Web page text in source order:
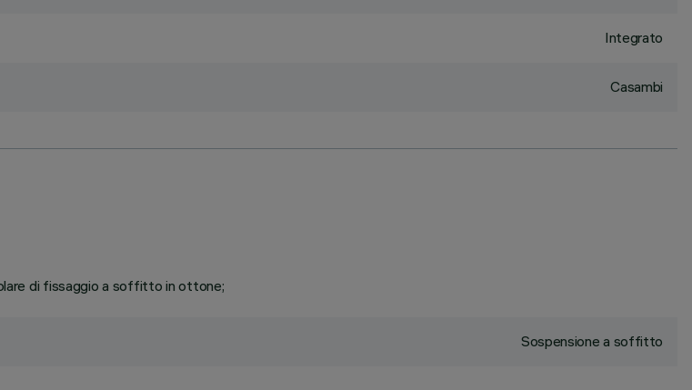
Integrato
Casambi
di fissaggio a soffitto in ottone;
Sospensione a soffitto